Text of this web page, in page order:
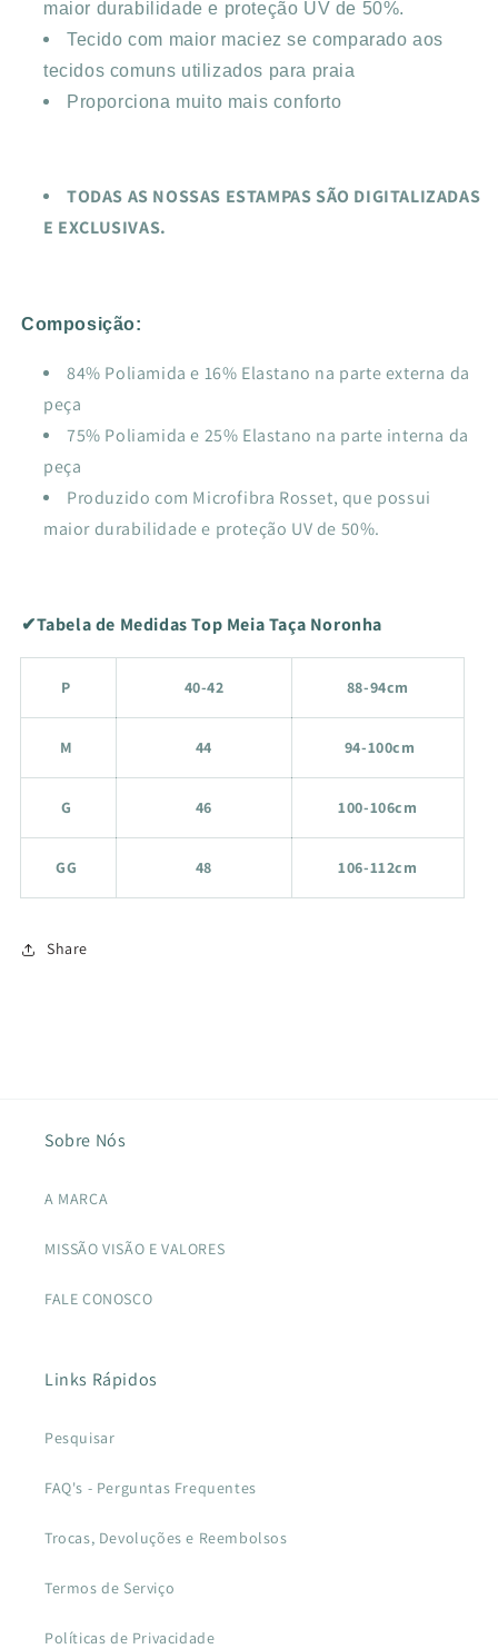
maior durabilidade e proteção UV de 50%.
Tecido com maior maciez se comparado aos
tecidos comuns utilizados para praia
Proporciona muito mais conforto
TODAS AS NOSSAS ESTAMPAS SÃO DIGITALIZADAS
E EXCLUSIVAS.
Composição:
84% Poliamida e 16% Elastano na parte externa da
peça
75% Poliamida e 25% Elastano na parte interna da
peça
Produzido com Microfibra Rosset, que possui
maior durabilidade e proteção UV de 50%.
✔Tabela de Medidas Top Meia Taça Noronha
P 40-42 88-94cm
M 44 94-100cm
G 46 100-106cm
GG 48 106-112cm
Share
Sobre Nós
A MARCA
MISSÃO VISÃO E VALORES
FALE CONOSCO
Links Rápidos
Pesquisar
FAQ's - Perguntas Frequentes
Trocas, Devoluções e Reembolsos
Termos de Serviço
Políticas de Privacidade